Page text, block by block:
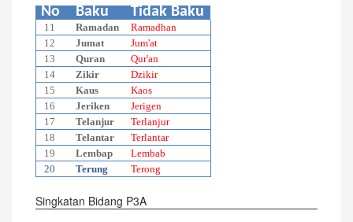
No
Baku Tidak Baku
11 Ramadan
Ramadhan
12
Jumat
Jum'at
13
Quran
Qur'an
14
Zikir
Dzikir
15
Kaus
Kaos
16
Jeriken
Jerigen
17
Telanjur
Terlanjur
18
Telantar
Terlantar
19
Lembap
Lembab
20
Terung Terong
Singkatan Bidang P3A